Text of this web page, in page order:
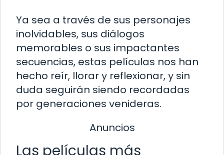
Ya sea a través de sus personajes
inolvidables, sus diálogos
memorables o sus impactantes
secuencias, estas películas nos han
hecho reír, llorar y reflexionar, y sin
duda seguirán siendo recordadas
por generaciones venideras.
Anuncios
Las películas más